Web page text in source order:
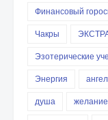
Финансовый
Чакры
Эзотерические
Энергия
ангел
душа
желание